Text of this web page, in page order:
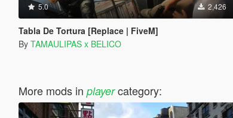
5.0 2,426
Tabla De Tortura [Replace | FiveM]
By TAMAULIPAS x BELICO
More mods in playercategory: